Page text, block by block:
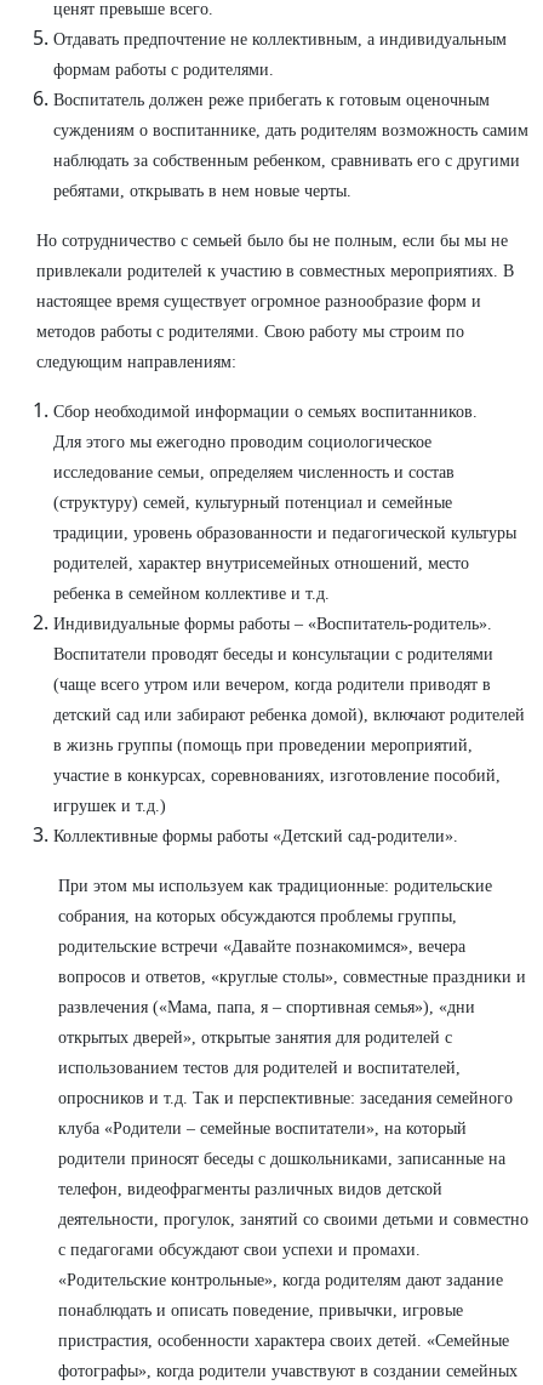
ценят превыше всего.
Отдавать предпочтение не коллективным, а индивидуальным
формам работы с родителями.
Воспитатель должен реже прибегать к готовым оценочным
суждениям о воспитаннике, дать родителям возможность самим
наблюдать за собственным ребенком, сравнивать его с другими
ребятами, открывать в нем новые черты.
Но сотрудничество с семьей было бы не полным, если бы мы не
привлекали родителей к участию в совместных мероприятиях. В
настоящее время существует огромное разнообразие форм и
методов работы с родителями. Свою работу мы строим по
следующим направлениям:
Сбор необходимой информации о семьях воспитанников.
Для этого мы ежегодно проводим социологическое
исследование семьи, определяем численность и состав
(структуру) семей, культурный потенциал и семейные
традиции, уровень образованности и педагогической культуры
родителей, характер внутрисемейных отношений, место
ребенка в семейном коллективе и т.д.
Индивидуальные формы работы – «Воспитатель-родитель».
Воспитатели проводят беседы и консультации с родителями
(чаще всего утром или вечером, когда родители приводят в
детский сад или забирают ребенка домой), включают родителей
в жизнь группы (помощь при проведении мероприятий,
участие в конкурсах, соревнованиях, изготовление пособий,
игрушек и т.д.)
Коллективные формы работы «Детский сад-родители».
При этом мы используем как традиционные: родительские
собрания, на которых обсуждаются проблемы группы,
родительские встречи «Давайте познакомимся», вечера
вопросов и ответов, «круглые столы», совместные праздники и
развлечения («Мама, папа, я – спортивная семья»), «дни
открытых дверей», открытые занятия для родителей с
использованием тестов для родителей и воспитателей,
опросников и т.д. Так и перспективные: заседания семейного
клуба «Родители – семейные воспитатели», на который
родители приносят беседы с дошкольниками, записанные на
телефон, видеофрагменты различных видов детской
деятельности, прогулок, занятий со своими детьми и совместно
с педагогами обсуждают свои успехи и промахи.
«Родительские контрольные», когда родителям дают задание
понаблюдать и описать поведение, привычки, игровые
пристрастия, особенности характера своих детей. «Семейные
фотографы», когда родители учавствуют в создании семейных